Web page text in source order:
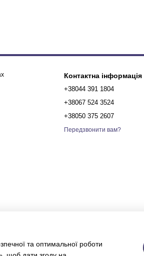
Контактна інформація
+38044 391 1804
+38067 524 3524
+38050 375 2607
Передзвонити вам?
та оптимальної роботи